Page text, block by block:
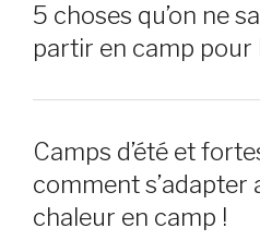
5 choses qu’on ne
partir en camp pour
Camps d’été et
comment s’adapter
chaleur en camp !